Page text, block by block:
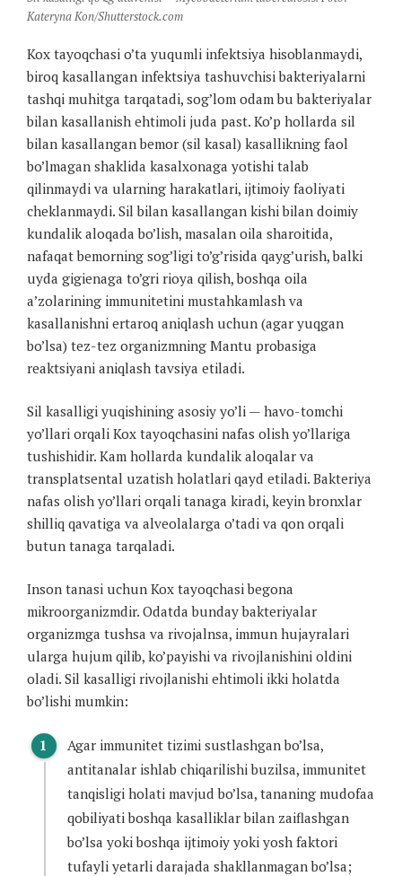
Kateryna Kon/Shutterstock.com
Kox tayoqchasi o’ta yuqumli infektsiya hisoblanmaydi,
biroq kasallangan infektsiya tashuvchisi bakteriyalarni
tashqi muhitga tarqatadi, sog’lom odam bu bakteriyalar
bilan kasallanish ehtimoli juda past. Ko’p hollarda sil
bilan kasallangan bemor (sil kasal) kasallikning faol
bo’lmagan shaklida kasalxonaga yotishi talab
qilinmaydi va ularning harakatlari, ijtimoiy faoliyati
cheklanmaydi. Sil bilan kasallangan kishi bilan doimiy
kundalik aloqada bo’lish, masalan oila sharoitida,
nafaqat bemorning sog’ligi to’g’risida qayg’urish, balki
uyda gigienaga to’gri rioya qilish, boshqa oila
a’zolarining immunitetini mustahkamlash va
kasallanishni ertaroq aniqlash uchun (agar yuqgan
bo’lsa) tez-tez organizmning Mantu probasiga
reaktsiyani aniqlash tavsiya etiladi.
Sil kasalligi yuqishining asosiy yo’li — havo-tomchi
yo’llari orqali Kox tayoqchasini nafas olish yo’llariga
tushishidir. Kam hollarda kundalik aloqalar va
transplatsental uzatish holatlari qayd etiladi. Bakteriya
nafas olish yo’llari orqali tanaga kiradi, keyin bronxlar
shilliq qavatiga va alveolalarga o’tadi va qon orqali
butun tanaga tarqaladi.
Inson tanasi uchun Kox tayoqchasi begona
mikroorganizmdir. Odatda bunday bakteriyalar
organizmga tushsa va rivojalnsa, immun hujayralari
ularga hujum qilib, ko’payishi va rivojlanishini oldini
oladi. Sil kasalligi rivojlanishi ehtimoli ikki holatda
bo’lishi mumkin:
Agar immunitet tizimi sustlashgan bo’lsa,
antitanalar ishlab chiqarilishi buzilsa, immunitet
tanqisligi holati mavjud bo’lsa, tananing mudofaa
qobiliyati boshqa kasalliklar bilan zaiflashgan
bo’lsa yoki boshqa ijtimoiy yoki yosh faktori
tufayli yetarli darajada shakllanmagan bo’lsa;